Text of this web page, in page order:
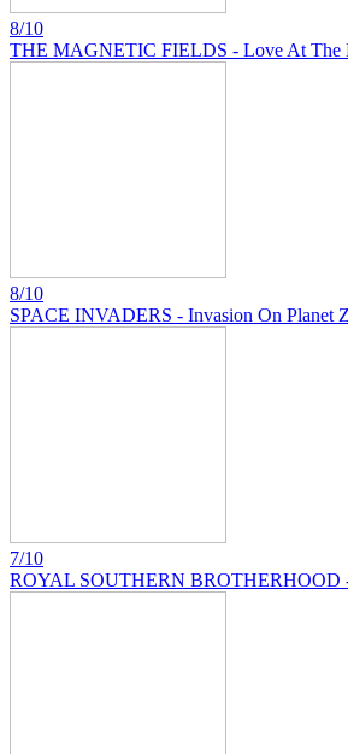
8/10
THE MAGNETIC FIELDS - Love At The
8/10
SPACE INVADERS - Invasion On Planet Z
7/10
ROYAL SOUTHERN BROTHERHOOD